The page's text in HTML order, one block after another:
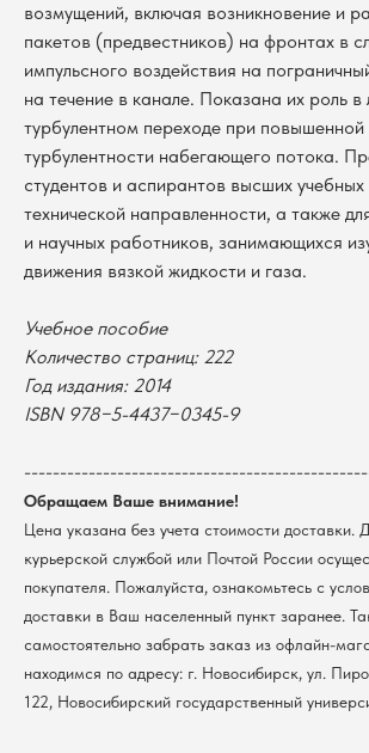
возмущений, включая возникновение и
пакетов (предвестников) на фронтах в
импульсного воздействия на
на течение в канале. Показана их роль
турбулентном переходе при повышенной
турбулентности набегающего потока.
студентов и аспирантов высших учебных
технической направленности, а также
и научных работников, занимающихся
движения вязкой жидкости и газа.
Учебное пособие
Количество страниц: 222
Год издания: 2014
ISBN 978−5-4437−0345-9
Обращаем Ваше внимание!
Цена указана без учета стоимости доставки.
курьерской службой или Почтой России
покупателя. Пожалуйста, ознакомьтесь с
доставки в Ваш населенный пункт заранее.
самостоятельно забрать заказ из офлайн-
находимся по адресу: г. Новосибирск, ул.
122, Новосибирский государственный
@2026 Новосибирский государственный университет.
Все права защищены
Политика обработки персональных данных
Согласие на обработку персональных данных
пользователей сайта
Новосибирский государственный
университет
г. Новосибирск, ул. Пирогова, 3